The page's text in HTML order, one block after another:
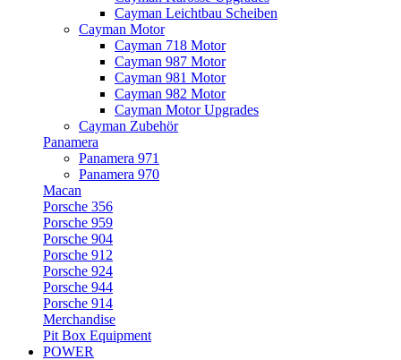
Cayman Leichtbau Scheiben
Cayman Motor
Cayman 718 Motor
Cayman 987 Motor
Cayman 981 Motor
Cayman 982 Motor
Cayman Motor Upgrades
Cayman Zubehör
Panamera
Panamera 971
Panamera 970
Macan
Porsche 356
Porsche 959
Porsche 904
Porsche 912
Porsche 924
Porsche 944
Porsche 914
Merchandise
Pit Box Equipment
POWER